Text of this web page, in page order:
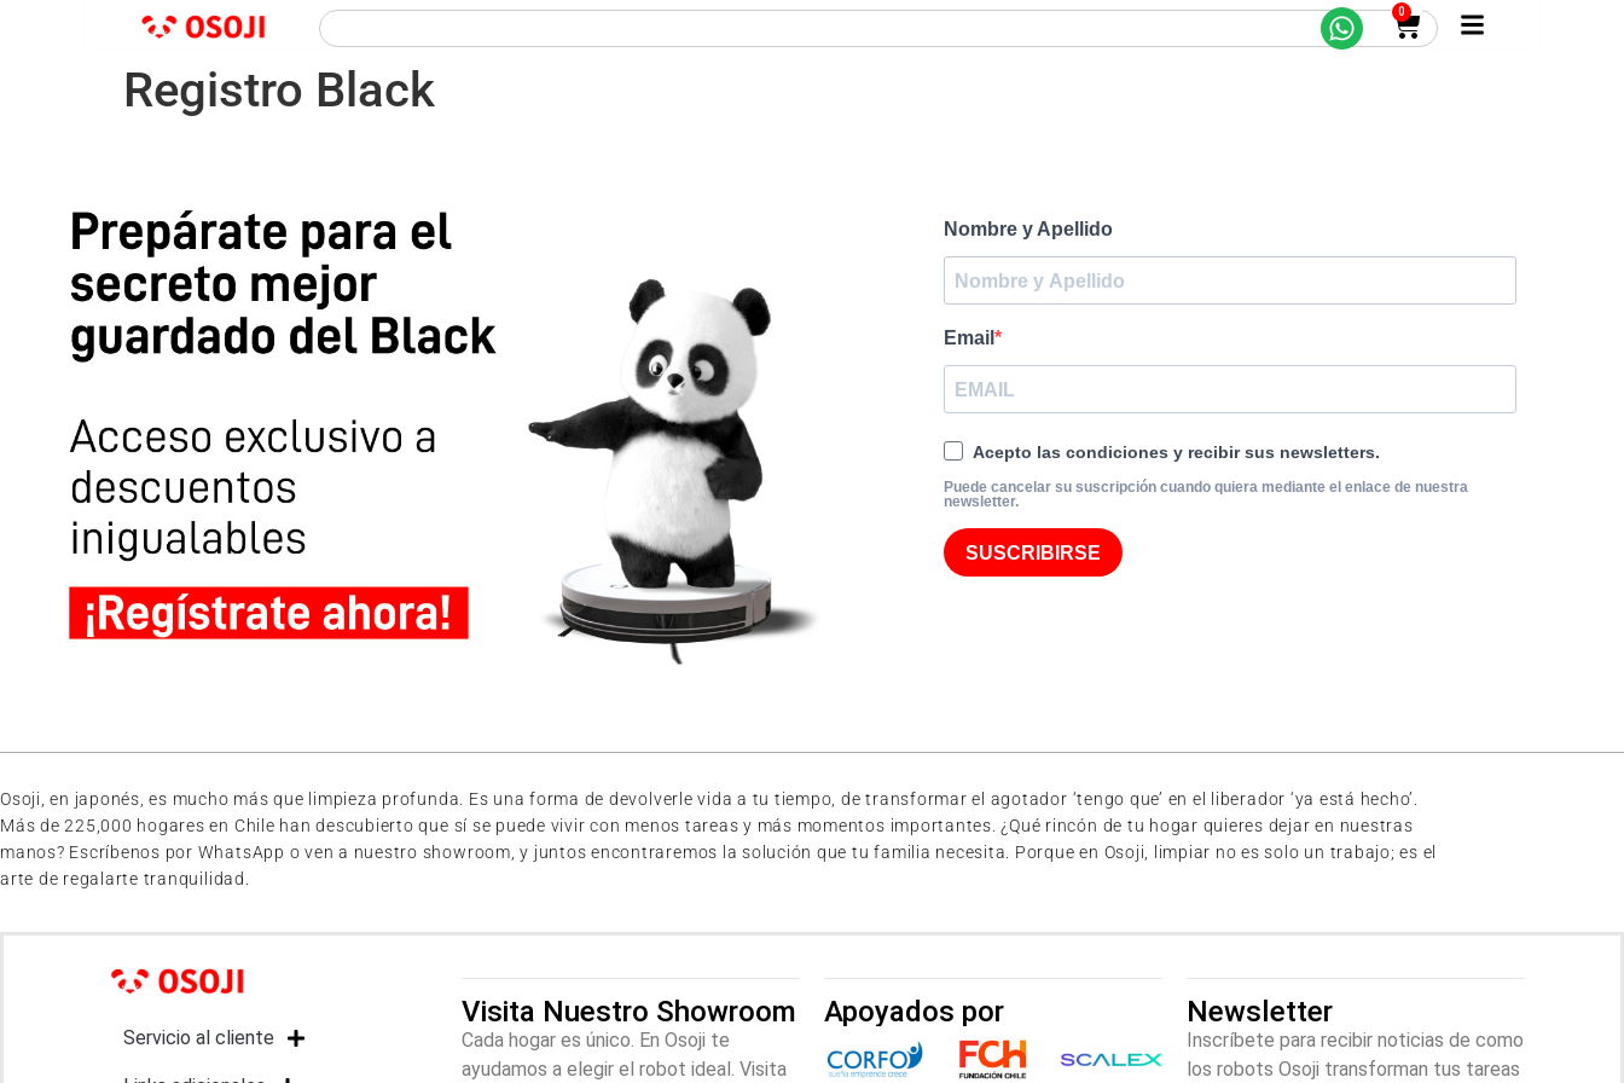
0
Registro Black
Nombre y Apellido
Email
Acepto las condiciones y recibir sus newsletters.
Puede cancelar su suscripción cuando quiera mediante el enlace de nuestra
newsletter.
SUSCRIBIRSE
Osoji, en japonés, es mucho más que limpieza profunda. Es una forma de devolverle vida a tu tiempo, de transformar el agotador ‘tengo que’ en el liberador ‘ya está hecho’.
Más de 225,000 hogares en Chile han descubierto que sí se puede vivir con menos tareas y más momentos importantes. ¿Qué rincón de tu hogar quieres dejar en nuestras
manos? Escríbenos por WhatsApp o ven a nuestro showroom, y juntos encontraremos la solución que tu familia necesita. Porque en Osoji, limpiar no es solo un trabajo; es el
arte de regalarte tranquilidad.
Servicio al cliente
Visita Nuestro Showroom
Cada hogar es único. En Osoji te
ayudamos a elegir el robot ideal. Visita
Apoyados por Newsletter
Inscríbete para recibir noticias de como
los robots Osoji transforman tus tareas